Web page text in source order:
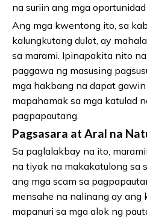
na suriin ang mga
Ang mga kwentong ito, sa
kalungkutang dulot, ay
sa marami. Ipinapakita nito
paggawa ng masusing
mga hakbang na dapat
mapahamak sa mga katulad
pagpapautang.
Pagsasara at Aral na
Sa paglalakbay na ito,
na tiyak na makakatulong sa
ang mga scam sa
mensahe na nalinang ay ang
mapanuri sa mga alok ng